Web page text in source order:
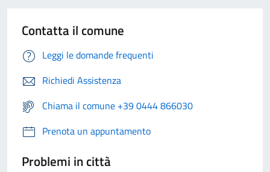
Contatta il comune
Leggi le domande frequenti
Richiedi Assistenza
Chiama il comune +39 0444 866030
Prenota un appuntamento
Problemi in città